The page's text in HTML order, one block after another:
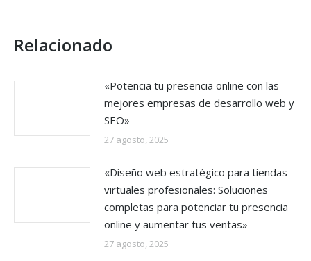
Relacionado
«Potencia tu presencia online con las
mejores empresas de desarrollo web y
SEO»
27 agosto, 2025
«Diseño web estratégico para tiendas
virtuales profesionales: Soluciones
completas para potenciar tu presencia
online y aumentar tus ventas»
27 agosto, 2025